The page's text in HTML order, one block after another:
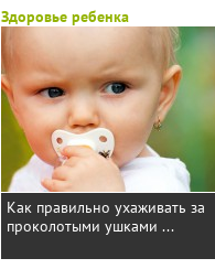
Здоровье ребенка
Как правильно ухаживать за
проколотыми ушками ...